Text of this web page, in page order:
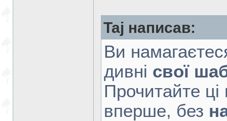
Taj написав:
Ви
дивні свої
Прочитайте
вперше, без